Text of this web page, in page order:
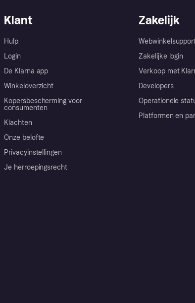
Klant
Hulp
Login
De Klarna app
Winkeloverzicht
Kopersbescherming voor
consumenten
Klachten
Onze belofte
Privacyinstellingen
Je herroepingsrecht
Zakelijk
Zakelijke login
Verkoop met
Developers
Operationele
Platformen en